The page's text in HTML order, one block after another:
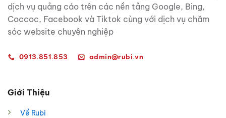
dịch vụ quảng cáo trên các nền tảng Google, Bing,
Coccoc, Facebook và Tiktok cùng với dịch vụ chăm
sóc website chuyên nghiệp
0913.851.853 admin@rubi.vn
Giới Thiệu
Về Rubi